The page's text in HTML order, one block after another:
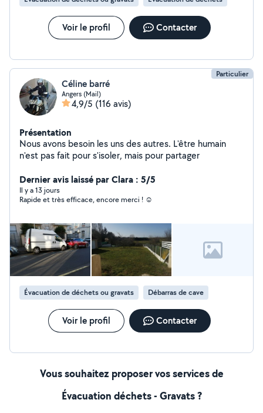
Voir le profil Contacter
Particulier
Céline barré
Angers (Mail)
4,9/5 (116 avis)
Présentation
Nous avons besoin les uns des autres. L'être humain
n'est pas fait pour s'isoler, mais pour partager
Dernier avis laissé par Clara : 5/5
Il y a 13 jours
Rapide et très efficace, encore merci ! ☺️
Évacuation de déchets ou gravats Débarras de cave
Voir le profil Contacter
Vous souhaitez proposer vos services de
Évacuation déchets - Gravats ?